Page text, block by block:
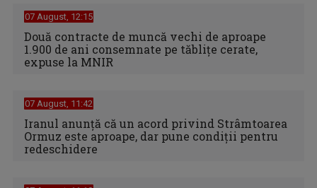
07 August, 12:15
Două contracte de muncă vechi de aproape
1.900 de ani consemnate pe tăblițe cerate,
expuse la MNIR
07 August, 11:42
Iranul anunță că un acord privind Strâmtoarea
Ormuz este aproape, dar pune condiții pentru
redeschidere